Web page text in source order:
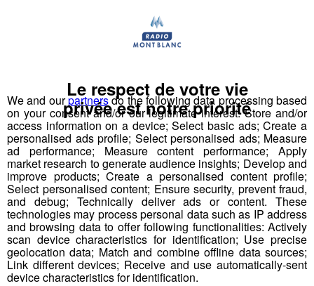
Partager sur Facebook
We and ourpartnersdo the following data processing based
on your consent and/or our legitimate interest: Store and/or
access information on a device; Select basic ads; Create a
personalised ads profile; Select personalised ads; Measure
ad performance; Measure content performance; Apply
market research to generate audience insights; Develop and
improve products; Create a personalised content profile;
Select personalised content; Ensure security, prevent fraud,
and debug; Technically deliver ads or content. These
technologies may process personal data such as IP address
and browsing data to offer following functionalities: Actively
scan device characteristics for identification; Use precise
geolocation data; Match and combine offline data sources;
Link different devices; Receive and use automatically-sent
device characteristics for identification.
Le respect de votre vie
privée est notre priorité